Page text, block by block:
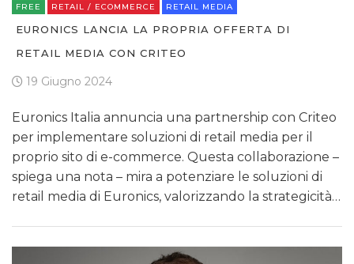
FREE RETAIL / ECOMMERCE RETAIL MEDIA
EURONICS LANCIA LA PROPRIA OFFERTA DI
RETAIL MEDIA CON CRITEO
19 Giugno 2024
Euronics Italia annuncia una partnership con Criteo
per implementare soluzioni di retail media per il
proprio sito di e-commerce. Questa collaborazione –
spiega una nota – mira a potenziare le soluzioni di
retail media di Euronics, valorizzando la strategicità…